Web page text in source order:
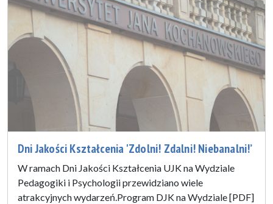
Dni Jakości Kształcenia 'Zdolni! Zdalni! Niebanalni!’
W ramach Dni Jakości Kształcenia UJK na Wydziale
Pedagogiki i Psychologii przewidziano wiele
atrakcyjnych wydarzeń.Program DJK na Wydziale [PDF]